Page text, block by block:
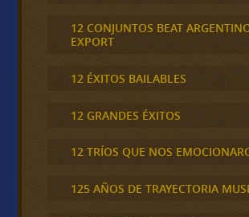
12 CONJUNTOS BEAT
EXPORT
12 ÉXITOS BAILABLES
12 GRANDES ÉXITOS
12 TRÍOS QUE NOS
125 AÑOS DE TRAYECTORIA